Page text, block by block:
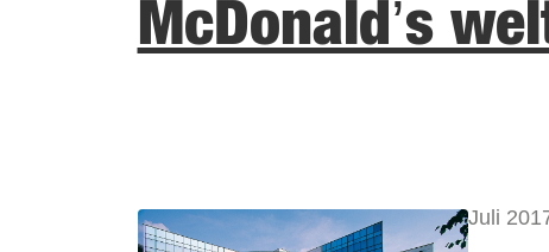
McDonald’s
Juli